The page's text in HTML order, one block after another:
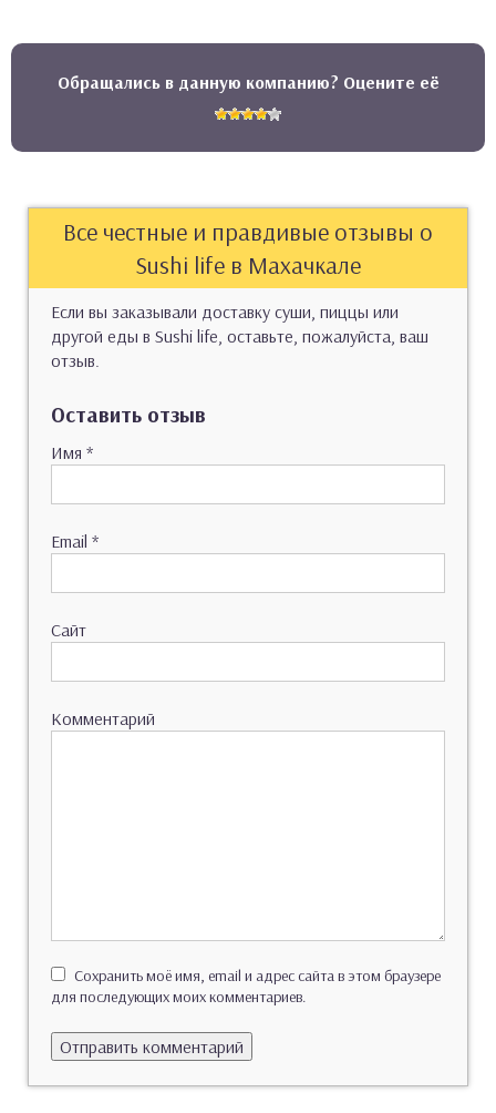
Обращались в данную компанию? Оцените её
Все честные и правдивые отзывы о
Sushi life в Махачкале
Если вы заказывали доставку суши, пиццы или
другой еды в Sushi life, оставьте, пожалуйста, ваш
отзыв.
Оставить отзыв
Имя *
Email *
Сайт
Комментарий
Сохранить моё имя, email и адрес сайта в этом браузере
для последующих моих комментариев.